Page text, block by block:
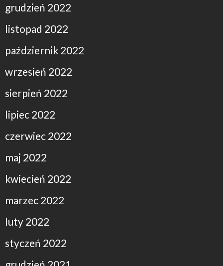
grudzień 2022
listopad 2022
październik 2022
wrzesień 2022
sierpień 2022
lipiec 2022
czerwiec 2022
maj 2022
kwiecień 2022
marzec 2022
luty 2022
styczeń 2022